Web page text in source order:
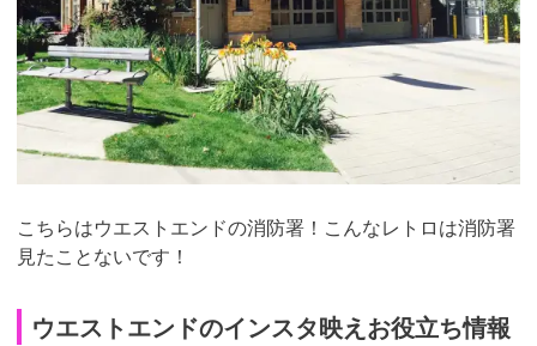
こちらはウエストエンドの消防署！こんなレトロは消防署
見たことないです！
ウエストエンドのインスタ映えお役立ち情報